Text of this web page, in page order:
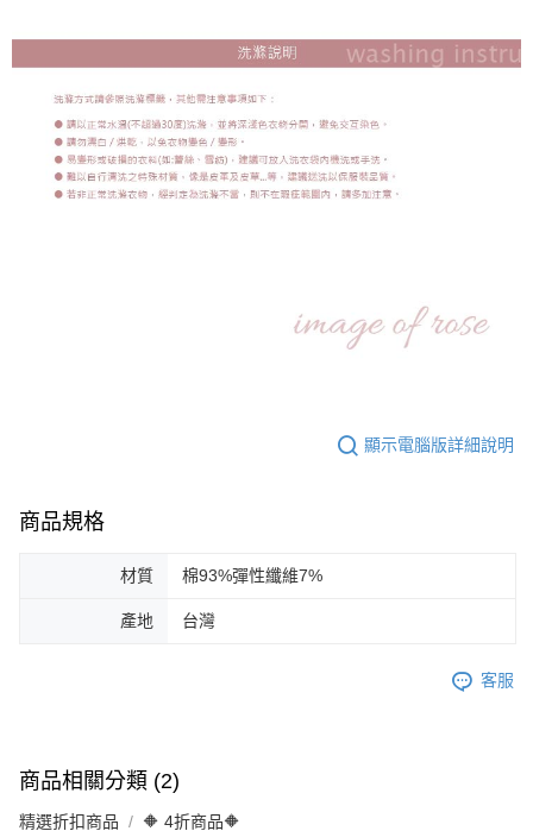
顯示電腦版詳細說明
商品規格
材質 棉93%彈性纖維7%
產地 台灣
客服
商品相關分類 (2)
精選折扣商品 🔶 4折商品🔶